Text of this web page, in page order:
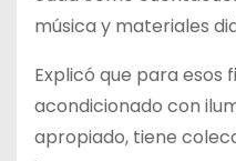
música y materiales
Explicó que para esos
acondicionado con
apropiado, tiene